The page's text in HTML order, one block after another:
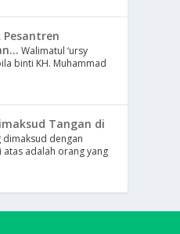
Pesantren
Walimatul ‘ursy
binti KH. Muhammad
Tangan di
dimaksud dengan
atas adalah orang yang